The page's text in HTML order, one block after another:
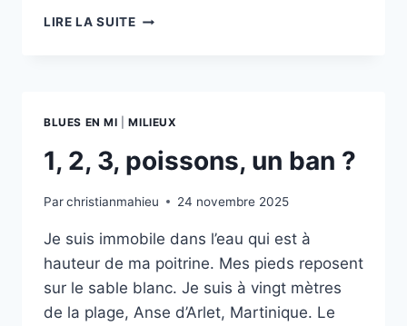
LIRE LA SUITEFAIRE
BLUES EN MI |MILIEUX
1, 2, 3, poissons, un ban ?
Parchristianmahieu 24 novembre 2025
Je suis immobile dans l’eau qui est à
hauteur de ma poitrine. Mes pieds reposent
sur le sable blanc. Je suis à vingt mètres
de la plage, Anse d’Arlet, Martinique. Le